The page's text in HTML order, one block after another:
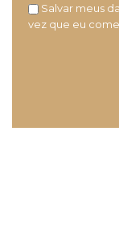
Salvar meus
vez que eu